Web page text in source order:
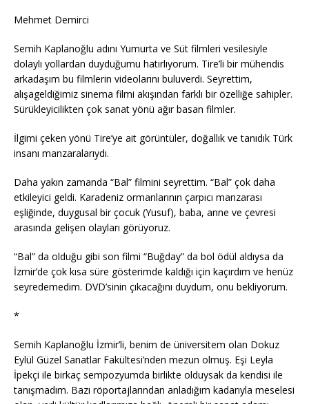
Mehmet Demirci
Semih Kaplanoğlu adını Yumurta ve Süt filmleri vesilesiyle
dolaylı yollardan duyduğumu hatırlıyorum. Tire’li bir mühendis
arkadaşım bu filmlerin videolarını buluverdi. Seyrettim,
alışageldiğimiz sinema filmi akışından farklı bir özelliğe sahipler.
Sürükleyicilikten çok sanat yönü ağır basan filmler.
İlgimi çeken yönü Tire’ye ait görüntüler, doğallık ve tanıdık Türk
insanı manzaralarıydı.
Daha yakın zamanda “Bal” filmini seyrettim. “Bal” çok daha
etkileyici geldi. Karadeniz ormanlarının çarpıcı manzarası
eşliğinde, duygusal bir çocuk (Yusuf), baba, anne ve çevresi
arasında gelişen olayları görüyoruz.
“Bal” da olduğu gibi son filmi “Buğday” da bol ödül aldıysa da
İzmir’de çok kısa süre gösterimde kaldığı için kaçırdım ve henüz
seyredemedim. DVD’sinin çıkacağını duydum, onu bekliyorum.
*
Semih Kaplanoğlu İzmir’li, benim de üniversitem olan Dokuz
Eylül Güzel Sanatlar Fakültesi’nden mezun olmuş. Eşi Leyla
İpekçi ile birkaç sempozyumda birlikte olduysak da kendisi ile
tanışmadım. Bazı röportajlarından anladığım kadarıyla meselesi